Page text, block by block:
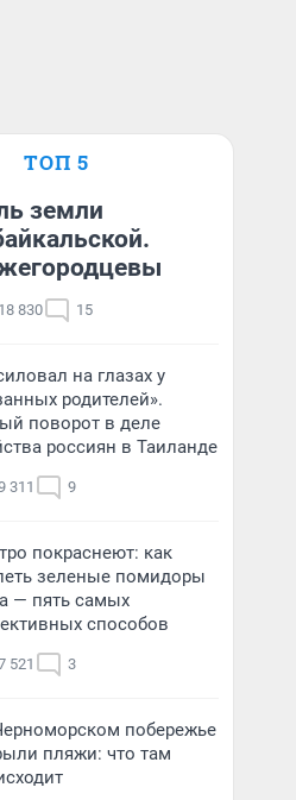
ТОП 5
земли
18 830 15
на глазах у
родителей».
поворот в деле
россиян в Таиланде
311 9
покраснеют: как
зеленые помидоры
— пять самых
способов
521 3
побережье
пляжи: что там